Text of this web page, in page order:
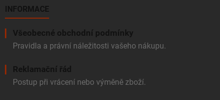
INFORMACE
Všeobecné obchodní podmínky
Pravidla a právní náležitosti vašeho nákupu.
Reklamační řád
Postup při vrácení nebo výměně zboží.